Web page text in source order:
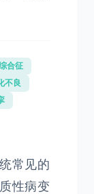
合征
不良
常见的
性病变